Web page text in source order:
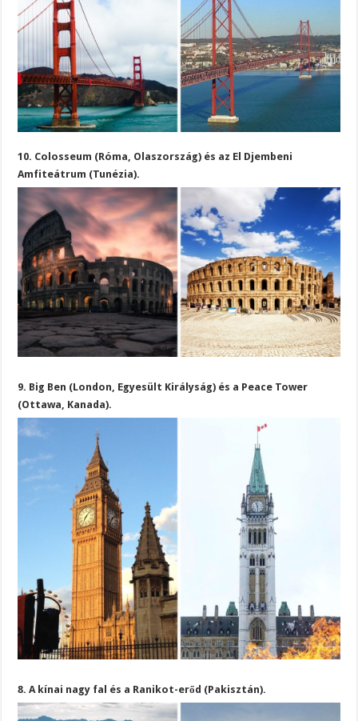
10. Colosseum (Róma, Olaszország) és az El Djembeni
Amfiteátrum (Tunézia).
9. Big Ben (London, Egyesült Királyság) és a Peace Tower
(Ottawa, Kanada).
8. A kínai nagy fal és a Ranikot-erőd (Pakisztán).